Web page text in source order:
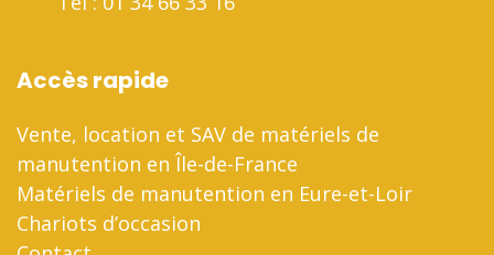
Accès rapide
Vente, location et SAV de matériels de
manutention en Île-de-France
Matériels de manutention en Eure-et-Loir
Chariots d’occasion